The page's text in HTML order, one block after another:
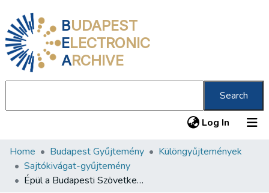
BUDAPEST
ELECTRONIC
ARCHIVE
Search
Log In (current)
Communities & Collections
All of DSpace
Home Budapest Gyűjtemény
Különgyűjtemények
Sajtókivágat-gyűjtemény
Épül a Budapesti Szövetkezeti Nagyáruház